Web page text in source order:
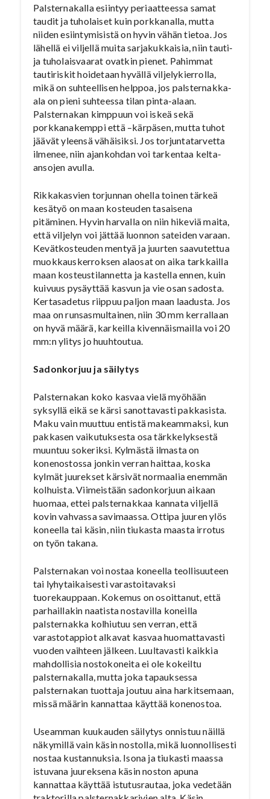
Palsternakalla esiintyy periaatteessa samat
taudit ja tuholaiset kuin porkkanalla, mutta
niiden esiintymisistä on hyvin vähän tietoa. Jos
lähellä ei viljellä muita sarjakukkaisia, niin tauti-
ja tuholaisvaarat ovatkin pienet. Pahimmat
tautiriskit hoidetaan hyvällä viljelykierrolla,
mikä on suhteellisen helppoa, jos palsternakka-
ala on pieni suhteessa tilan pinta-alaan.
Palsternakan kimppuun voi iskeä sekä
porkkanakemppi että –kärpäsen, mutta tuhot
jäävät yleensä vähäisiksi. Jos torjuntatarvetta
ilmenee, niin ajankohdan voi tarkentaa kelta-
ansojen avulla.
Rikkakasvien torjunnan ohella toinen tärkeä
kesätyö on maan kosteuden tasaisena
pitäminen. Hyvin harvalla on niin hikeviä maita,
että viljelyn voi jättää luonnon sateiden varaan.
Kevätkosteuden mentyä ja juurten saavutettua
muokkauskerroksen alaosat on aika tarkkailla
maan kosteustilannetta ja kastella ennen, kuin
kuivuus pysäyttää kasvun ja vie osan sadosta.
Kertasadetus riippuu paljon maan laadusta. Jos
maa on runsasmultainen, niin 30 mm kerrallaan
on hyvä määrä, karkeilla kivennäismailla voi 20
mm:n ylitys jo huuhtoutua.
Sadonkorjuu ja säilytys
Palsternakan koko kasvaa vielä myöhään
syksyllä eikä se kärsi sanottavasti pakkasista.
Maku vain muuttuu entistä makeammaksi, kun
pakkasen vaikutuksesta osa tärkkelyksestä
muuntuu sokeriksi. Kylmästä ilmasta on
konenostossa jonkin verran haittaa, koska
kylmät juurekset kärsivät normaalia enemmän
kolhuista. Viimeistään sadonkorjuun aikaan
huomaa, ettei palsternakkaa kannata viljellä
kovin vahvassa savimaassa. Ottipa juuren ylös
koneella tai käsin, niin tiukasta maasta irrotus
on työn takana.
Palsternakan voi nostaa koneella teollisuuteen
tai lyhytaikaisesti varastoitavaksi
tuorekauppaan. Kokemus on osoittanut, että
parhaillakin naatista nostavilla koneilla
palsternakka kolhiutuu sen verran, että
varastotappiot alkavat kasvaa huomattavasti
vuoden vaihteen jälkeen. Luultavasti kaikkia
mahdollisia nostokoneita ei ole kokeiltu
palsternakalla, mutta joka tapauksessa
palsternakan tuottaja joutuu aina harkitsemaan,
missä määrin kannattaa käyttää konenostoa.
Useamman kuukauden säilytys onnistuu näillä
näkymillä vain käsin nostolla, mikä luonnollisesti
nostaa kustannuksia. Isona ja tiukasti maassa
istuvana juureksena käsin noston apuna
kannattaa käyttää istutusrautaa, joka vedetään